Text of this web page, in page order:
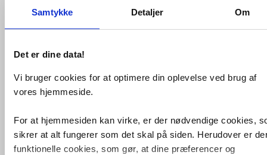
Samtykke Detaljer Om
Det er dine data!
Vi bruger cookies for at optimere din oplevelse ved brug af
vores hjemmeside.
For at hjemmesiden kan virke, er der nødvendige cookies,
sikrer at alt fungerer som det skal på siden. Herudover er
funktionelle cookies, som gør, at dine præferencer og
Afløbsrør vinkelløbende krom